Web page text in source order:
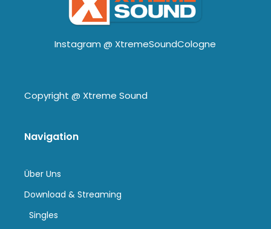
Instagram @ XtremeSoundCologne
Copyright @ Xtreme Sound
Navigation
Über Uns
Download & Streaming
Singles